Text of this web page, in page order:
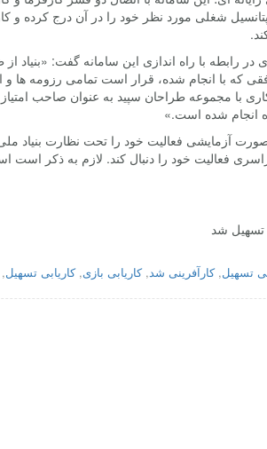
شغلی مورد نظر خود را در آن درج کرده و
ای در رابطه با راه اندازی این سامانه گفت:
که با انجام شده، قرار است تمامی رزومه ها و
با مجموعه طراحان سپید به عنوان صاحب امتیاز
انجام شده است.»
آزمایشی فعالیت خود را تحت نظارت بنیاد ملی
فعالیت خود را دنبال کند. لازم به ذکر است
تسهیل شد
تسهیل,کارآفرینی شد,کاریابی بازی,کاریابی تسهیل